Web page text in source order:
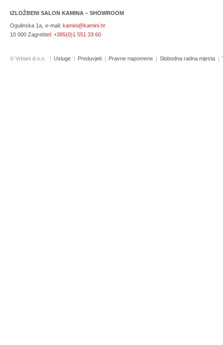
IZLOŽBENI SALON KAMINA – SHOWROOM
Ogulinska 1a,
10 000 Zagreb
e-mail: kamini@kamini.hr
tel: +385(0)1 551 33 60
© Vrbani d.o.o. Usluge Preduvjeti Pravne napomene Slobodna radna mjesta